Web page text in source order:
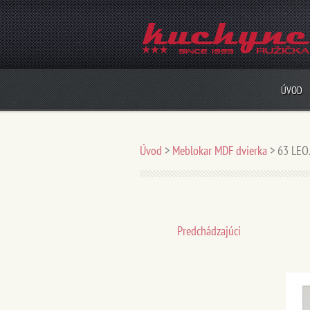
ÚVOD
Úvod > Meblokar MDF dvierka > 63
Predchádzajúci